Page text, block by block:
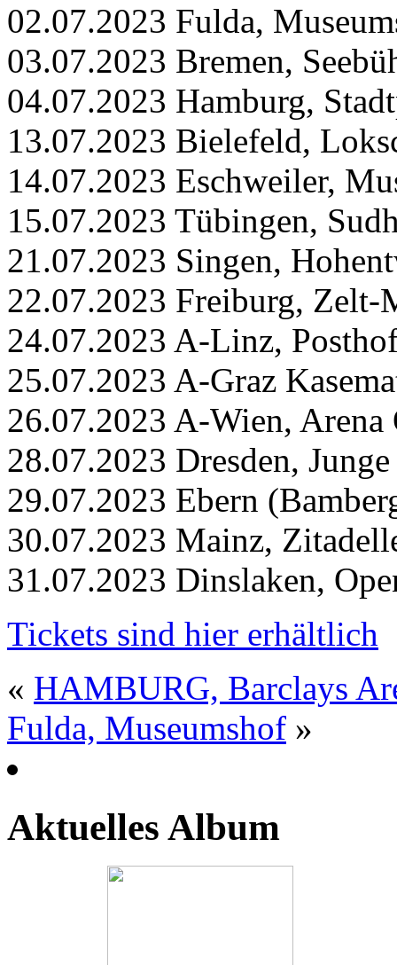
02.07.2023 Fulda,
03.07.2023 Bremen,
04.07.2023 Hamburg,
13.07.2023 Bielefeld,
14.07.2023 Eschweiler,
15.07.2023 Tübingen,
21.07.2023 Singen,
22.07.2023 Freiburg, Zelt-
24.07.2023 A-Linz,
25.07.2023 A-Graz
26.07.2023 A-Wien, Arena
28.07.2023 Dresden,
29.07.2023 Ebern
30.07.2023 Mainz,
31.07.2023 Dinslaken,
Tickets sind hier erhältlich
« HAMBURG, Barclays
Fulda, Museumshof »
Aktuelles Album